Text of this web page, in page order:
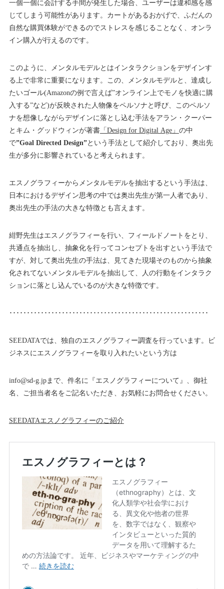
一個一個に会計する手間が発生した場合、ユーザーは違和感を感
じてしまう可能性があります。カートがあるおかげで、ふだんの
自然な購買体験ができるのでストレスを感じることなく、オンラ
イン購入が行えるのです。
このように、メンタルモデルとはインタラクションをデザインす
る上で非常に重要になります。この、メンタルモデルと、達成し
たいゴール(Amazonの例で言えば”オンライン上でモノを快適に購
入する”など)が反映された人物像をペルソナと呼び、このペルソ
ナを想像しながらデザインに落とし込む手法をアラン・クーパー
とキム・グッドウィンが著書「Design for Digital Age」 の中
で”Goal Directed Design”という手法として紹介しており、奥出先
生が多分に影響されていると考えられます。
エスノグラフィーからメンタルモデルを抽出するという手法は、
日本におけるデザイン思考の中では奥出先生が第一人者であり、
奥出先生の手法の大きな特徴とも言えます。
紺野先生はエスノグラフィーを行い、フィールドノートをとり、
共通点を抽出し、抽象化を行ってコンセプトを出すという手法で
すが、対して奥出先生の手法は、見てきた現場そのものから抽象
化されてないメンタルモデルを抽出して、人の行動をインタラク
ションに落とし込んでいるのが大きな特徴です。
･････････････････････････････････････････････････････････
SEEDATAでは、独自のエスノグラフィー調査を行っています。ビ
ジネスにエスノグラフィーを取り入れたいという方は
info@sd-g.jpまで、件名に『エスノグラフィーについて』、御社
名、ご担当者名をご記名いただき、お気軽にお問合せください。
SEEDATAエスノグラフィーのご紹介